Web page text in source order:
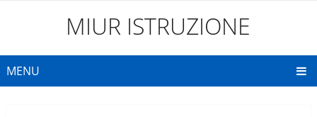
MIUR ISTRUZIONE
MENU